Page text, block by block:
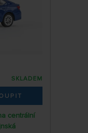
SKLADEM
centrální